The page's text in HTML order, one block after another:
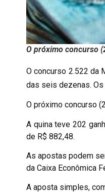
O próximo concurso
O concurso 2.522 da
das seis dezenas.
O próximo concurso
A quina teve 202
de R$ 882,48.
As apostas podem
da Caixa Econômica
A aposta simples,